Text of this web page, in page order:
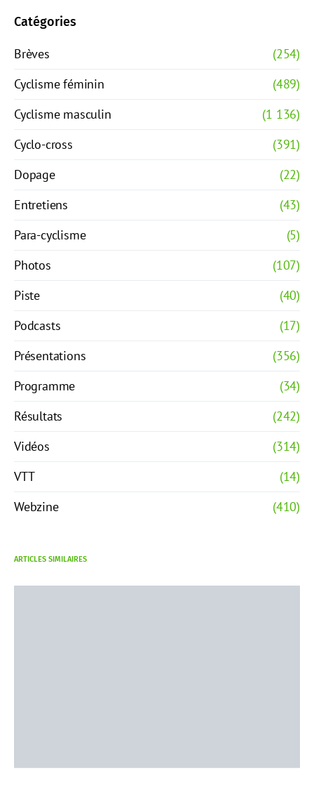
Catégories
Brèves
(254)
Cyclisme féminin
(489)
Cyclisme masculin
(1 136)
Cyclo-cross
(391)
Dopage
(22)
Entretiens
(43)
Para-cyclisme
(5)
Photos
(107)
Piste
(40)
Podcasts
(17)
Présentations
(356)
Programme
(34)
Résultats
(242)
Vidéos
(314)
VTT
(14)
Webzine
(410)
ARTICLES SIMILAIRES